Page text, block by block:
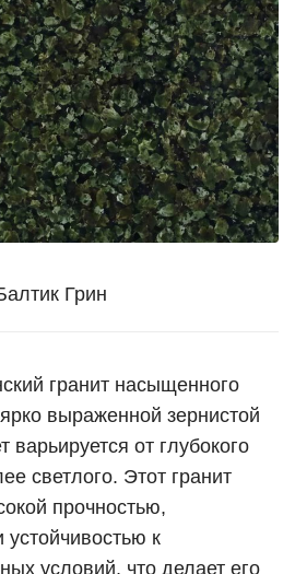
Грин
гранит насыщенного
выраженной зернистой
варьируется от глубокого
светлого. Этот гранит
прочностью,
устойчивостью к
условий, что делает его